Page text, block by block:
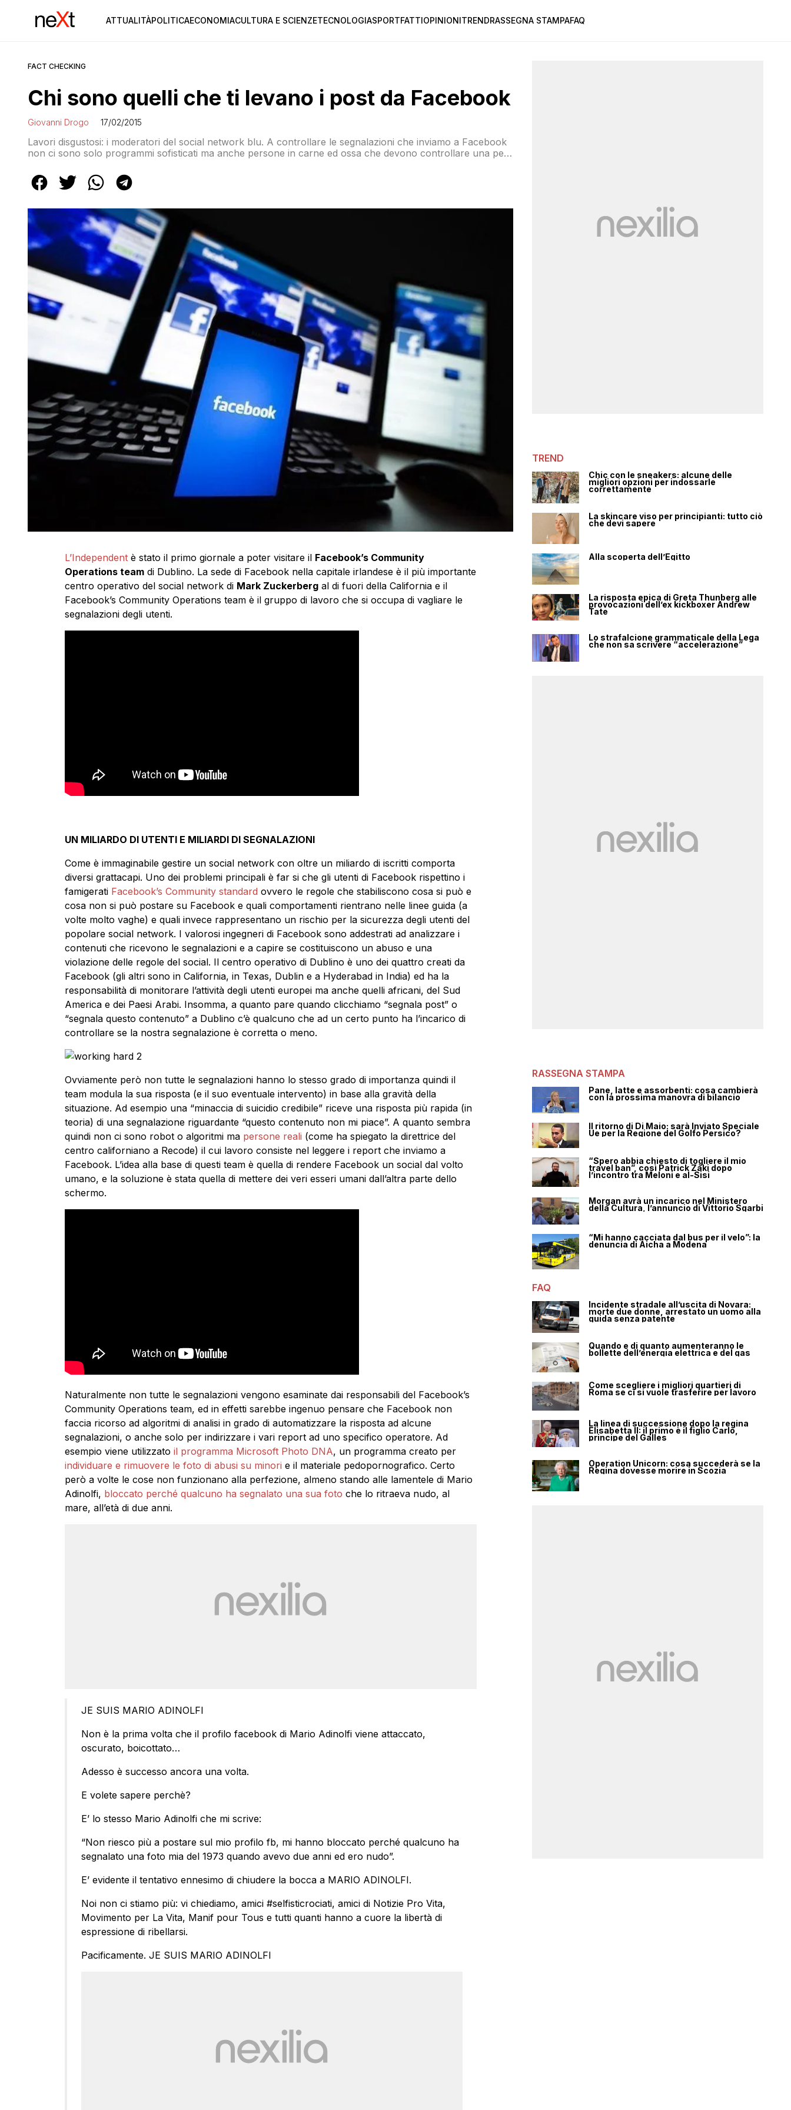
ATTUALITÀPOLITICAECONOMIACULTURA E SCIENZETECNOLOGIASPORTFATTIOPINIONITRENDRASSEGNA STAMPAFAQ
FACT CHECKING
Chi sono quelli che ti levano i post da Facebook
Giovanni Drogo 17/02/2015
Lavori disgustosi: i moderatori del social network blu. A controllare le segnalazioni che inviamo a Facebook
non ci sono solo programmi sofisticati ma anche persone in carne ed ossa che devono controllare una per
L’Independentè stato il primo giornale a poter visitare il Facebook’s Community
Operations teamdi Dublino. La sede di Facebook nella capitale irlandese è il più importante
centro operativo del social network di Mark Zuckerbergal di fuori della California e il
Facebook’s Community Operations team è il gruppo di lavoro che si occupa di vagliare le
segnalazioni degli utenti.
UN MILIARDO DI UTENTI E MILIARDI DI SEGNALAZIONI
Come è immaginabile gestire un social network con oltre un miliardo di iscritti comporta
diversi grattacapi. Uno dei problemi principali è far si che gli utenti di Facebook rispettino i
famigerati Facebook’s Community standard ovvero le regole che stabiliscono cosa si può e
cosa non si può postare su Facebook e quali comportamenti rientrano nelle linee guida (a
volte molto vaghe) e quali invece rappresentano un rischio per la sicurezza degli utenti del
popolare social network. I valorosi ingegneri di Facebook sono addestrati ad analizzare i
contenuti che ricevono le segnalazioni e a capire se costituiscono un abuso e una
violazione delle regole del social. Il centro operativo di Dublino è uno dei quattro creati da
Facebook (gli altri sono in California, in Texas, Dublin e a Hyderabad in India) ed ha la
responsabilità di monitorare l’attività degli utenti europei ma anche quelli africani, del Sud
America e dei Paesi Arabi. Insomma, a quanto pare quando clicchiamo “segnala post” o
“segnala questo contenuto” a Dublino c’è qualcuno che ad un certo punto ha l’incarico di
controllare se la nostra segnalazione è corretta o meno.
Ovviamente però non tutte le segnalazioni hanno lo stesso grado di importanza quindi il
team modula la sua risposta (e il suo eventuale intervento) in base alla gravità della
situazione. Ad esempio una “minaccia di suicidio credibile” riceve una risposta più rapida (in
teoria) di una segnalazione riguardante “questo contenuto non mi piace”. A quanto sembra
quindi non ci sono robot o algoritmi ma persone reali (come ha spiegato la direttrice del
centro californiano a Recode) il cui lavoro consiste nel leggere i report che inviamo a
Facebook. L’idea alla base di questi team è quella di rendere Facebook un social dal volto
umano, e la soluzione è stata quella di mettere dei veri esseri umani dall’altra parte dello
schermo.
Naturalmente non tutte le segnalazioni vengono esaminate dai responsabili del Facebook’s
Community Operations team, ed in effetti sarebbe ingenuo pensare che Facebook non
faccia ricorso ad algoritmi di analisi in grado di automatizzare la risposta ad alcune
segnalazioni, o anche solo per indirizzare i vari report ad uno specifico operatore. Ad
esempio viene utilizzato il programma Microsoft Photo DNA, un programma creato per
individuare e rimuovere le foto di abusi su minori e il materiale pedopornografico. Certo
però a volte le cose non funzionano alla perfezione, almeno stando alle lamentele di Mario
Adinolfi, bloccato perché qualcuno ha segnalato una sua foto che lo ritraeva nudo, al
mare, all’età di due anni.
JE SUIS MARIO ADINOLFI
Non è la prima volta che il profilo facebook di Mario Adinolfi viene attaccato,
oscurato, boicottato…
Adesso è successo ancora una volta.
E volete sapere perchè?
E’ lo stesso Mario Adinolfi che mi scrive:
“Non riesco più a postare sul mio profilo fb, mi hanno bloccato perché qualcuno ha
segnalato una foto mia del 1973 quando avevo due anni ed ero nudo”.
E’ evidente il tentativo ennesimo di chiudere la bocca a MARIO ADINOLFI.
Noi non ci stiamo più: vi chiediamo, amici ‪#‎selfisticrociati‬, amici di Notizie Pro Vita,
Movimento per La Vita, Manif pour Tous e tutti quanti hanno a cuore la libertà di
espressione di ribellarsi.
Pacificamente. JE SUIS MARIO ADINOLFI
TREND
Chic con le sneakers: alcune delle
migliori opzioni per indossarle
correttamente
La skincare viso per principianti: tutto ciò
che devi sapere
Alla scoperta dell’Egitto
La risposta epica di Greta Thunberg alle
provocazioni dell’ex kickboxer Andrew
Tate
Lo strafalcione grammaticale della Lega
che non sa scrivere “accelerazione”
RASSEGNA STAMPA
Pane, latte e assorbenti: cosa cambierà
con la prossima manovra di bilancio
Il ritorno di Di Maio: sarà Inviato Speciale
Ue per la Regione del Golfo Persico?
“Spero abbia chiesto di togliere il mio
travel ban”, così Patrick Zaki dopo
l’incontro tra Meloni e al-Sisi
Morgan avrà un incarico nel Ministero
della Cultura, l’annuncio di Vittorio Sgarbi
“Mi hanno cacciata dal bus per il velo”: la
denuncia di Aicha a Modena
FAQ
Incidente stradale all’uscita di Novara:
morte due donne, arrestato un uomo alla
guida senza patente
Quando e di quanto aumenteranno le
bollette dell’energia elettrica e del gas
Come scegliere i migliori quartieri di
Roma se ci si vuole trasferire per lavoro
La linea di successione dopo la regina
Elisabetta II: il primo è il figlio Carlo,
principe del Galles
Operation Unicorn: cosa succederà se la
Regina dovesse morire in Scozia